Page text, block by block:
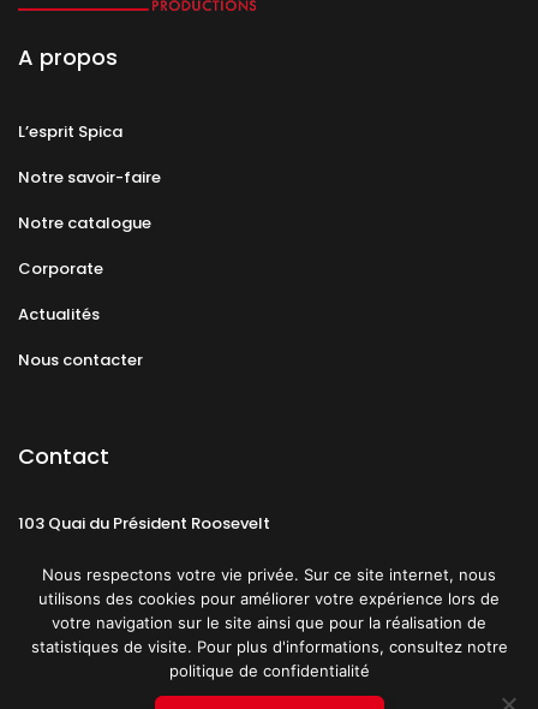
A propos
L’esprit Spica
Notre savoir-faire
Notre catalogue
Corporate
Actualités
Nous contacter
Contact
103 Quai du Président Roosevelt
CGU Politique de confidentialité
Nous respectons votre vie privée. Sur ce site internet, nous
utilisons des cookies pour améliorer votre expérience lors de
votre navigation sur le site ainsi que pour la réalisation de
statistiques de visite. Pour plus d'informations, consultez notre
politique de confidentialité